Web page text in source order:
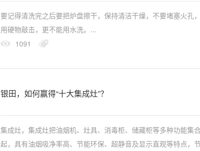
要记得清洗完之后要把炉盘擦干，保持清洁干燥，不要堵塞火孔
用硬物敲击，更不能用水洗。...
1091
银田，如何赢得“十大集成灶”？
集成灶，集成灶把油烟机、灶具、消毒柜、储藏柜等多种功能集
起，具有油烟吸净率高、节能环保、超静音及显示直观等特点，